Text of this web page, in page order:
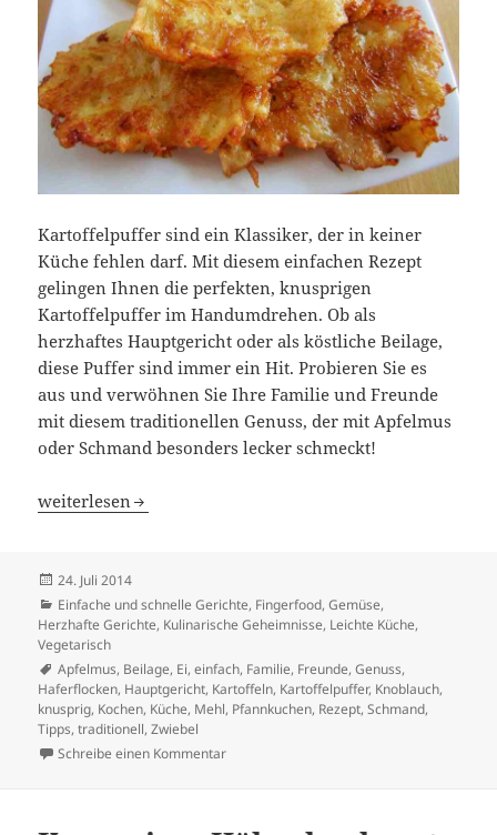
Kartoffelpuffer sind ein Klassiker, der in keiner
Küche fehlen darf. Mit diesem einfachen Rezept
gelingen Ihnen die perfekten, knusprigen
Kartoffelpuffer im Handumdrehen. Ob als
herzhaftes Hauptgericht oder als köstliche Beilage,
diese Puffer sind immer ein Hit. Probieren Sie es
aus und verwöhnen Sie Ihre Familie und Freunde
mit diesem traditionellen Genuss, der mit Apfelmus
oder Schmand besonders lecker schmeckt!
Knusprige Kartoffelpuffer – Einfaches Rezept für
weiterlesen
Veröffentlicht
am
24. Juli 2014
Kategorien
Einfache und schnelle Gerichte, Fingerfood,Gemüse,
Herzhafte Gerichte, Kulinarische Geheimnisse, Leichte Küche,
Vegetarisch
Schlagwörter
Apfelmus, Beilage, Ei,einfach, Familie, Freunde,Genuss,
Haferflocken, Hauptgericht, Kartoffeln, Kartoffelpuffer, Knoblauch,
knusprig, Kochen, Küche, Mehl, Pfannkuchen, Rezept,Schmand,
Tipps,traditionell,Zwiebel
Schreibe einen Kommentarzu Knusprige Kartoffelpuffer – Einfaches